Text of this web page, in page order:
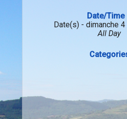
Date/Time
Date(s) - dimanche
All Day